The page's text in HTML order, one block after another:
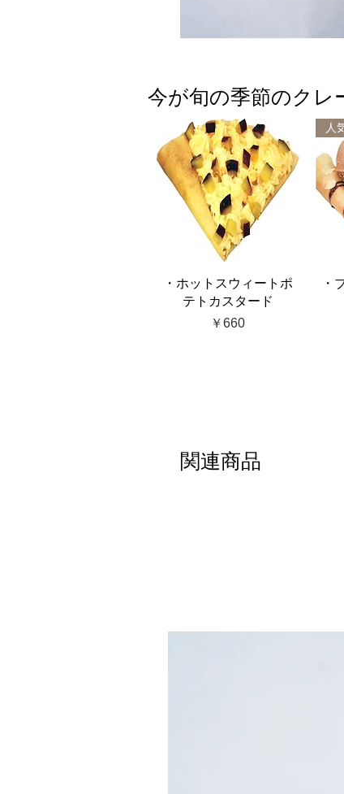
今が旬の季節のクレ
・ホットスウィートポ
テトカスタード
価格
￥660
人
・
関連商品